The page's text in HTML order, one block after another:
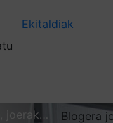
Ekitaldiak
joerak… Blogera